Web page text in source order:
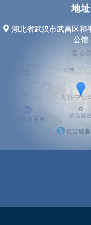
地址
湖北省武汉市武昌区和
公馆